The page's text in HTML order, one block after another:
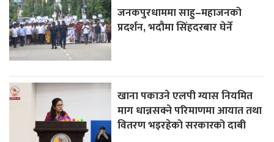
जनकपुरधाममा साहु–महाजनको
प्रदर्शन, भदौमा सिंहदरबार घेर्ने
खाना पकाउने एलपी ग्यास नियमित
माग धान्नसक्ने परिमाणमा आयात तथा
वितरण भइरहेको सरकारको दाबी